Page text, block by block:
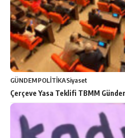
GÜNDEMPOLİTİKASiyaset
Çerçeve Yasa Teklifi TBMM